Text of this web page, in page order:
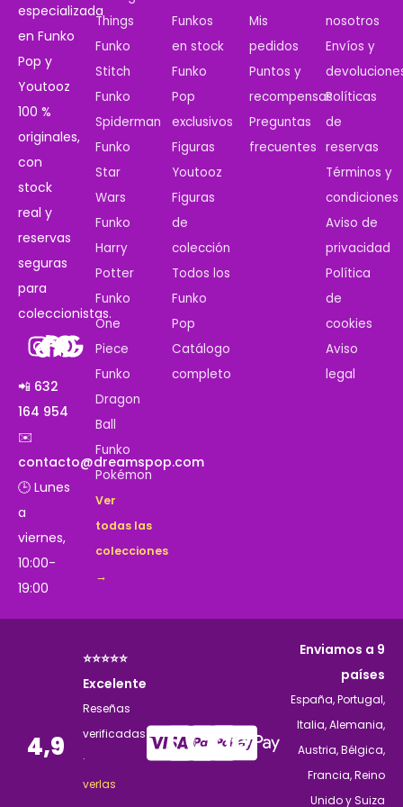
especializada
en Funko
Pop y
Youtooz
100 %
originales,
con
stock
real y
reservas
seguras
para
coleccionistas.
📲 632
164 954
✉️
contacto@dreamspop.com
🕒 Lunes
a
viernes,
10:00-
19:00
Things
Funko
Stitch
Funko
Spiderman
Funko
Star
Wars
Funko
Harry
Potter
Funko
One
Piece
Funko
Dragon
Ball
Funko
Pokémon
Ver
todas las
colecciones
→
Funkos
en stock
Funko
Pop
exclusivos
Figuras
Youtooz
Figuras
de
colección
Todos los
Funko
Pop
Catálogo
completo
Mis
pedidos
Puntos y
recompensas
Preguntas
frecuentes
nosotros
Envíos y
Políticas
de
reservas
Términos y
condiciones
Aviso de
privacidad
Política
de
cookies
Aviso
legal
4,9
⭐⭐⭐⭐⭐
Excelente
Reseñas
verificadas
·
verlas
Enviamos a 9
países
España, Portugal,
Italia, Alemania,
Austria, Bélgica,
Francia, Reino
Unido y Suiza